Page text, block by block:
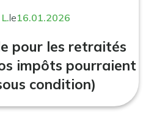
le16.01.2026
pour les retraités
impôts pourraient
condition)